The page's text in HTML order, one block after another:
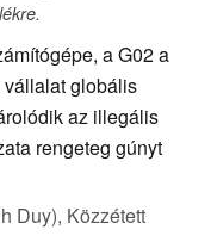
a G02 a
vállalat globális
az illegális
rengeteg gúnyt
Duy), Közzétett